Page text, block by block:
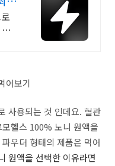
어보기
사용되는 것 인데요. 혈관
헬스 100% 노니 원액을
우더 형태의 제품은 먹어
원액을 선택한 이유라면